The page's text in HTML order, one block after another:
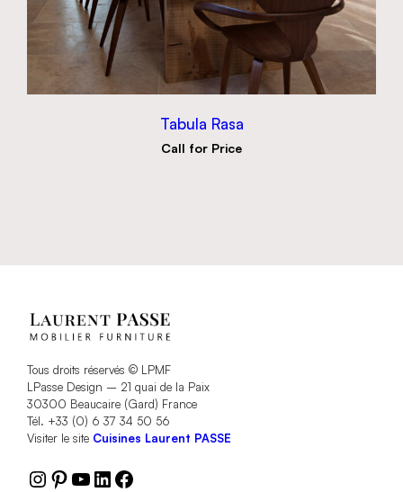
Tabula Rasa
Call for Price
Tous droits réservés © LPMF
LPasse Design – 21 quai de la Paix
30300 Beaucaire (Gard) France
Tél. +33 (0) 6 37 34 50 56
Visiter le site Cuisines Laurent PASSE
Instagram
Pinterest
YouTube
LinkedIn
Facebook